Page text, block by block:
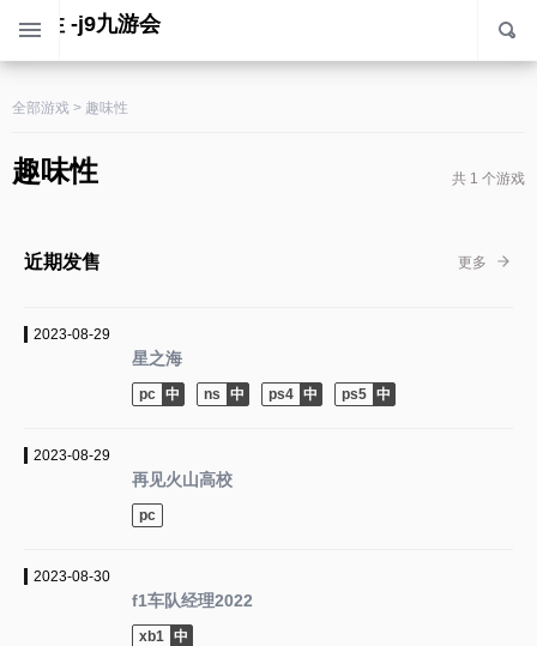
趣味性 -j9九游会
全部游戏 > 趣味性
趣味性 共 1 个游戏
近期发售 更多
2023-08-29
星之海
pc ns ps4 ps5
2023-08-29
再见火山高校
pc
2023-08-30
f1车队经理2022
xb1